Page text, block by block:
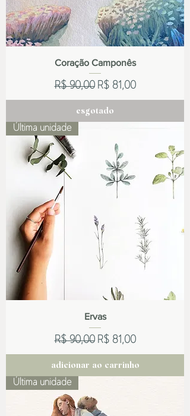
Coração Camponês
Preço normal
R$ 90,00 Preço promocional
R$ 81,00
esgotado
Última unidade
Ervas
Preço normal
R$ 90,00 Preço promocional
R$ 81,00
adicionar ao carrinho
Última unidade